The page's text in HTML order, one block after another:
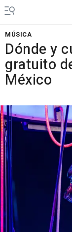
MÚSICA
Dónde y
gratuito
México